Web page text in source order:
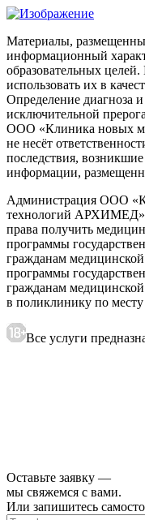
Материалы,
информационный
образовательных
использовать их в
Определение диагноза
исключительной
ООО «Клиника новых
не несёт
последствия, возникшие
информации,
Администрация ООО
технологий АРХИМЕД»
права получить
программы
гражданам
программы
гражданам
в поликлинику по месту
Все услуги
Оставьте заявку —
мы свяжемся с вами.
Или запишитесь